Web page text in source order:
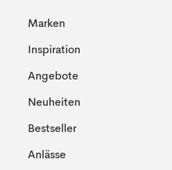
Marken
Inspiration
Angebote
Neuheiten
Bestseller
Anlässe